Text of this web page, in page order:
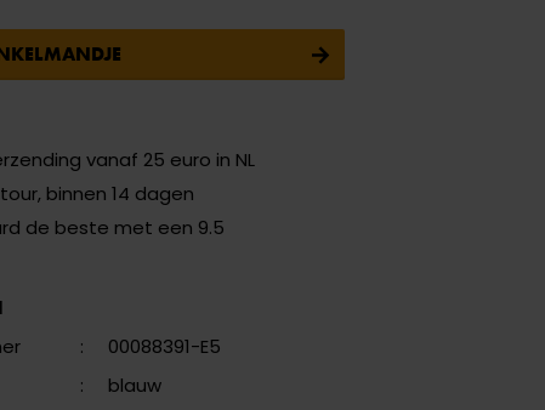
vanaf 25 euro in NL
binnen 14 dagen
de beste met een 9.5
:
00088391-E5
:
blauw